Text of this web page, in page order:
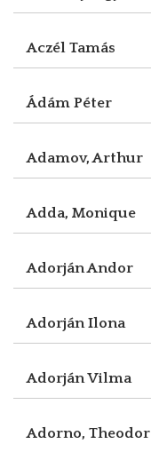
Aczél Tamás
Ádám Péter
Adamov, Arthur
Adda, Monique
Adorján Andor
Adorján Ilona
Adorján Vilma
Adorno, Theodor